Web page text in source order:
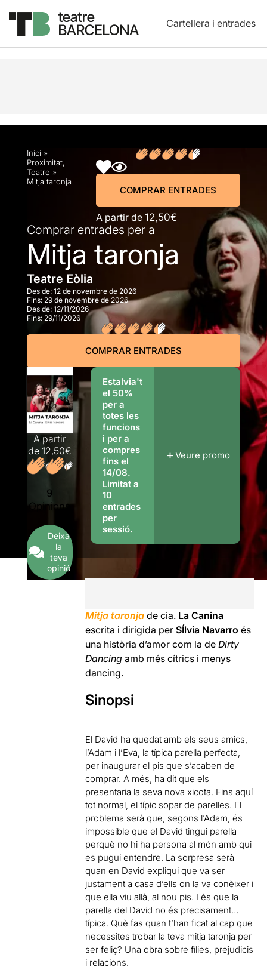
Cartellera i entrades
Descripció Horaris Fitxa artística Fotos i
Inici »
Proximitat,
Teatre »
Mitja taronja
A partir de 12,50€
COMPRAR ENTRADES
Comprar entrades per a
Mitja taronja
Teatre Eòlia
Des de: 12 de novembre de 2026
Fins: 29 de novembre de 2026
Des de: 12/11/2026
Fins: 29/11/2026
COMPRAR ENTRADES
A partir
de 12,50€
9
Opinions
Deixa
la
teva
opinió
Estalvia't
el 50%
per a
totes les
funcions
i per a
compres
fins el
14/08.
Limitat a
10
entrades
per
sessió.
Veure promo
Mitja taronja de cia. La Canina
escrita i dirigida perSÍlvia Navarro és
una història d’amor com la deDirty
Dancing amb més cítrics i menys
dancing.
Sinopsi
El David ha quedat amb els seus amics,
l’Adam i l’Eva, la típica parella perfecta,
per inaugurar el pis que s’acaben de
comprar. A més, ha dit que els
presentaria la seva nova xicota. Fins aquí
tot normal, el típic sopar de parelles. El
problema serà que, segons l’Adam, és
impossible que el David tingui parella
perquè no hi ha persona al món amb qui
es pugui entendre. La sorpresa serà
quan en David expliqui que va ser
justament a casa d’ells on la va conèixer i
que ella viu allà, al nou pis. I és que la
parella del David no és precisament…
típica. Què fas quan t’han ficat al cap que
necessites trobar la teva mitja taronja per
ser feliç? Una obra sobre fílies, prejudicis
i relacions.